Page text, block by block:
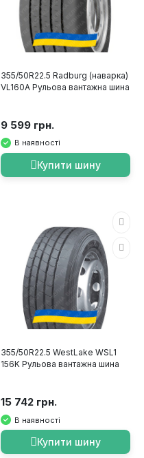
355/50R22.5 Radburg (наварка)
VL160A Рульова вантажна шина
9 599 грн.
В наявності
Купити шину
355/50R22.5 WestLake WSL1
156K Рульова вантажна шина
15 742 грн.
В наявності
Купити шину